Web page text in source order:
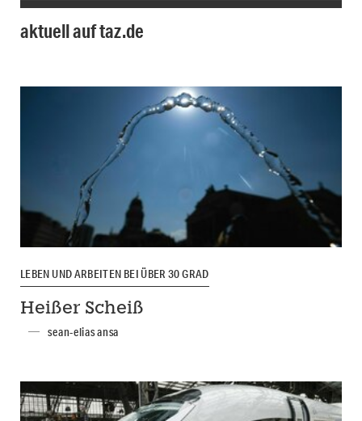
aktuell auf taz.de
LEBEN UND ARBEITEN BEI ÜBER 30 GRAD
Heißer Scheiß
sean-elias ansa